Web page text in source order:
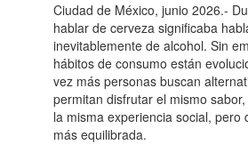
Ciudad de México, junio 2026.-
hablar de cerveza significaba
inevitablemente de alcohol. Sin
hábitos de consumo están
vez más personas buscan
permitan disfrutar el mismo
la misma experiencia social, pero
más equilibrada.